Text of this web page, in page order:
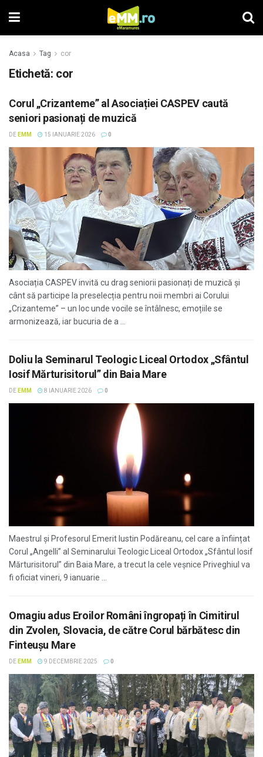
Acasa Tag cor
Etichetă: cor
Corul „Crizanteme” al Asociației CASPEV caută
seniori pasionați de muzică
DE EMM 15 IANUARIE 2026 0
Asociația CASPEV invită cu drag seniorii pasionați de muzică și
cânt să participe la preselecția pentru noii membri ai Corului
„Crizanteme” – un loc unde vocile se întâlnesc, emoțiile se
armonizează, iar bucuria de a ...
Doliu la Seminarul Teologic Liceal Ortodox „Sfântul
Iosif Mărturisitorul” din Baia Mare
DE EMM 8 IANUARIE 2026 0
Maestrul și Profesorul Emerit Iustin Podăreanu, cel care a înființat
Corul „Angelli” al Seminarului Teologic Liceal Ortodox „Sfântul Iosif
Mărturisitorul” din Baia Mare, a trecut la cele veșnice Priveghiul va
fi oficiat vineri, 9 ianuarie ...
Omagiu adus Eroilor Români îngropați în Cimitirul
din Zvolen, Slovacia, de către Corul bărbătesc din
Finteușu Mare
DE EMM 9 DECEMBRIE 2025 0